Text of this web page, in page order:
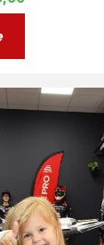
tot
€5.270,00